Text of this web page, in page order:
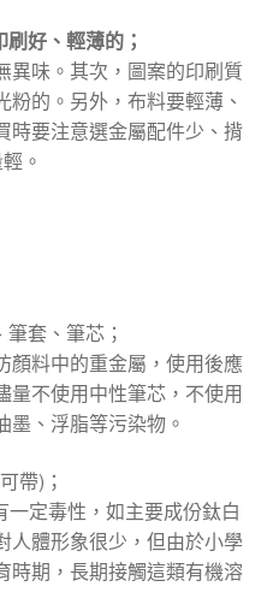
好、輕薄的；
異味。其次，圖案的印刷質
的。另外，布料要輕薄、
時要注意選金屬配件少、揹
。
套、筆芯；
顏料中的重金屬，使用後應
量不使用中性筆芯，不使用
、浮脂等污染物。
帶)；
定毒性，如主要成份鈦白
人體形象很少，但由於小學
時期，長期接觸這類有機溶